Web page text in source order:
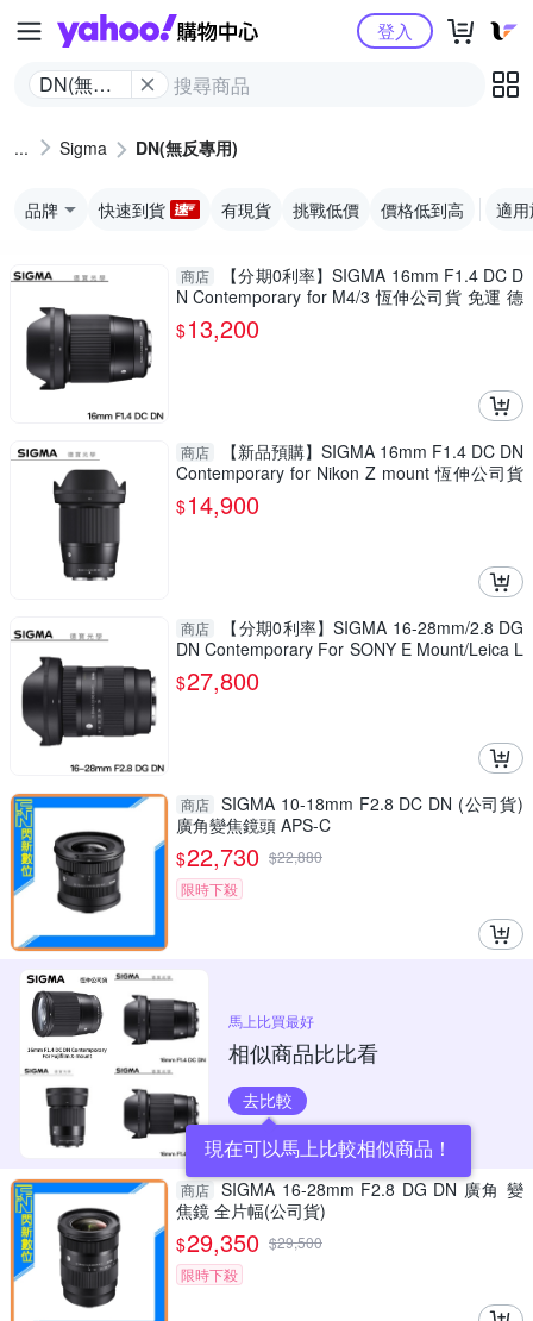
Yahoo購物中心
DN(無反
登入
Sigma DN(無反專用)
品牌 快速到貨 有現貨 挑戰低價 價格低到高 適
商店
【分期0利率】SIGMA 16mm F1.4 DC D
N Contemporary for M4/3 恆伸公司貨 免運 德
寶光學 雲海季 廣角
$13,200
商店
【新品預購】SIGMA 16mm F1.4 DC DN
Contemporary for Nikon Z mount 恆伸公司貨
免運 雲海季 廣角 風景
$14,900
商店
【分期0利率】SIGMA 16-28mm/2.8 DG
DN Contemporary For SONY E Mount/Leica L
Mount 總代理恆伸公司貨 雲海季
$27,800
商店 SIGMA 10-18mm F2.8 DC DN (公司貨)
廣角變焦鏡頭 APS-C
$22,730 $22,880
限時下殺
馬上比買最好
相似商品比比看
去比較
現在可以馬上比較相似商品！
商店 SIGMA 16-28mm F2.8 DG DN 廣角 變
焦鏡 全片幅(公司貨)
$29,350 $29,500
限時下殺